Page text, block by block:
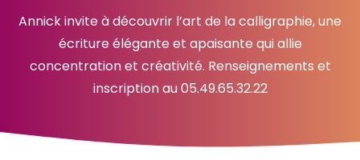
Annick invite à découvrir l’art de la calligraphie, une
écriture élégante et apaisante qui allie
concentration et créativité. Renseignements et
inscription au 05.49.65.32.22